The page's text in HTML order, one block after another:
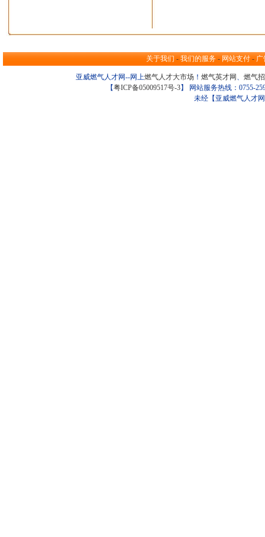
关于我们 - 我们的服务- 网站支付- 广
亚威燃气人才网--网上燃气人才大市场 ！ 燃气英才网 、 燃气
【粤ICP备05009517号-3】 网站服务热线：0755-
未经【亚威燃气人才